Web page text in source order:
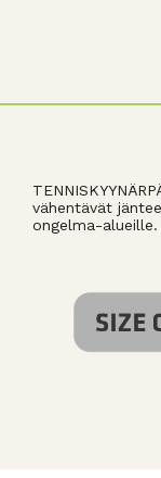
vähentävät
ongelma-alueille.